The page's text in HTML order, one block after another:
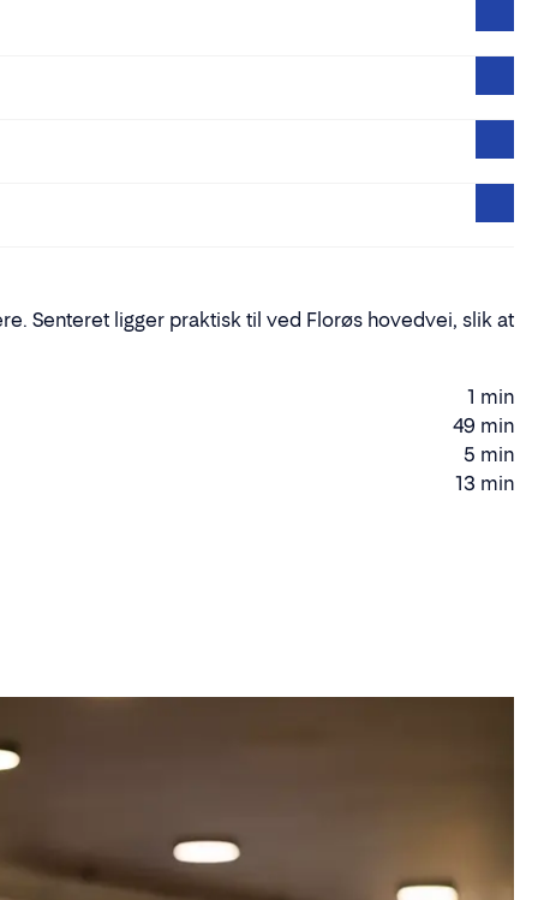
Senteret ligger praktisk til ved Florøs hovedvei, slik at
1 min
Gåtid
49 min
Kjøretid
5 min
Kjøretid
13 min
Gåtid